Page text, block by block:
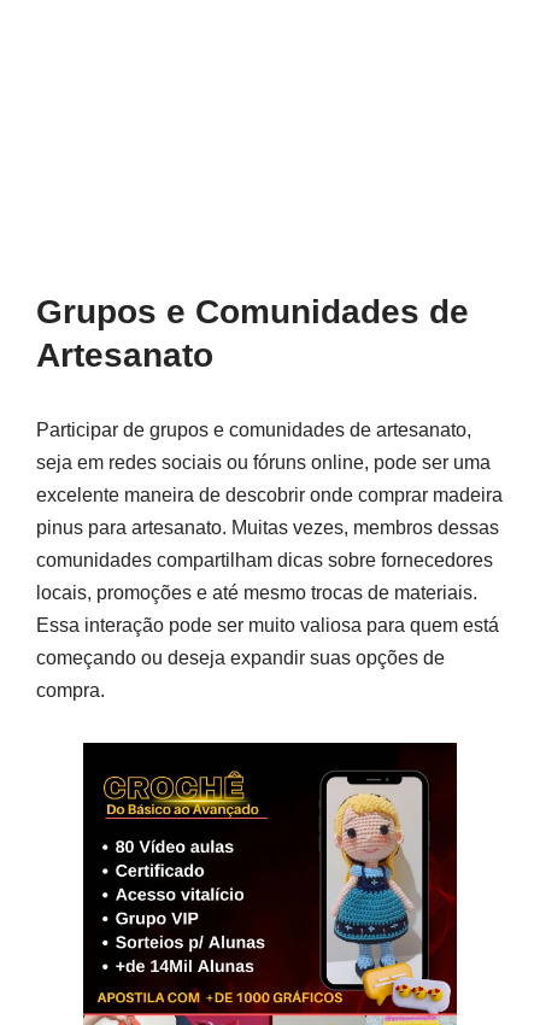
Grupos e Comunidades de
Artesanato
Participar de grupos e comunidades de artesanato,
seja em redes sociais ou fóruns online, pode ser uma
excelente maneira de descobrir onde comprar madeira
pinus para artesanato. Muitas vezes, membros dessas
comunidades compartilham dicas sobre fornecedores
locais, promoções e até mesmo trocas de materiais.
Essa interação pode ser muito valiosa para quem está
começando ou deseja expandir suas opções de
compra.